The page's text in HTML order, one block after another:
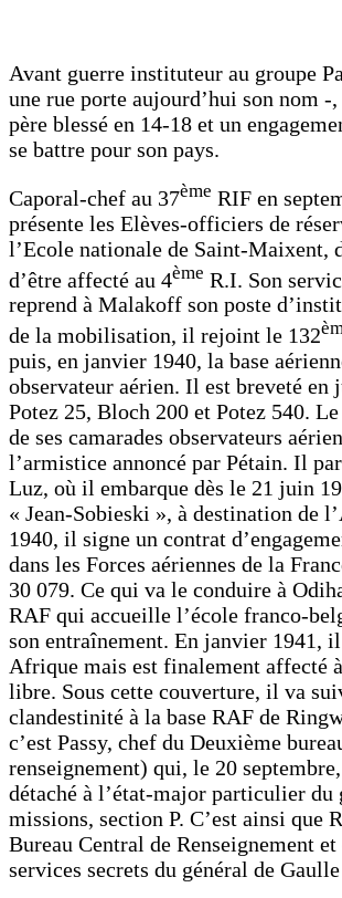
Avant guerre instituteur au groupe
une rue porte aujourd’hui son nom
père blessé en 14-18 et un
se battre pour son pays.
Caporal-chef au 37ème RIF en
présente les Elèves-officiers de
l’Ecole nationale de Saint-Maixent,
d’être affecté au 4ème R.I. Son
reprend à Malakoff son poste
de la mobilisation, il rejoint le 132
puis, en janvier 1940, la base
observateur aérien. Il est breveté
Potez 25, Bloch 200 et Potez 540.
de ses camarades observateurs
l’armistice annoncé par Pétain. Il
Luz, où il embarque dès le 21 juin
« Jean-Sobieski », à destination de
1940, il signe un contrat
dans les Forces aériennes de la
30 079. Ce qui va le conduire à
RAF qui accueille l’école franco-
son entraînement. En janvier 1941,
Afrique mais est finalement affecté
libre. Sous cette couverture, il va
clandestinité à la base RAF de
c’est Passy, chef du Deuxième
renseignement) qui, le 20
détaché à l’état-major particulier du
missions, section P. C’est ainsi que
Bureau Central de Renseignement
services secrets du général de